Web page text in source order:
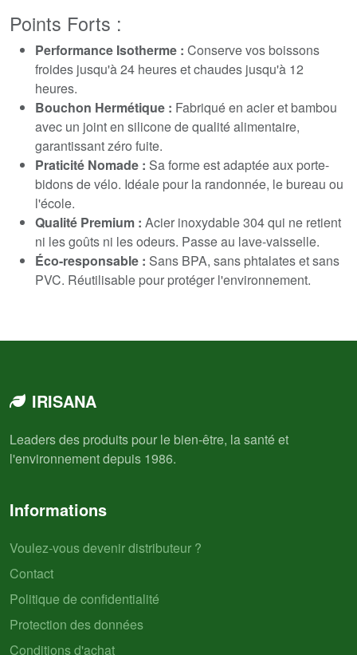
Points Forts :
Performance Isotherme : Conserve vos boissons
froides jusqu'à 24 heures et chaudes jusqu'à 12
heures.
Bouchon Hermétique : Fabriqué en acier et bambou
avec un joint en silicone de qualité alimentaire,
garantissant zéro fuite.
Praticité Nomade : Sa forme est adaptée aux porte-
bidons de vélo. Idéale pour la randonnée, le bureau ou
l'école.
Qualité Premium : Acier inoxydable 304 qui ne retient
ni les goûts ni les odeurs. Passe au lave-vaisselle.
Éco-responsable : Sans BPA, sans phtalates et sans
PVC. Réutilisable pour protéger l'environnement.
IRISANA
Leaders des produits pour le bien-être, la santé et
l'environnement depuis 1986.
Informations
Voulez-vous devenir distributeur ?
Contact
Politique de confidentialité
Protection des données
Conditions d'achat